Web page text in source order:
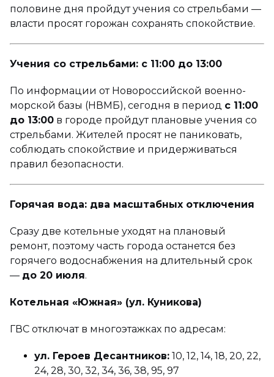
половине дня пройдут учения со стрельбами —
власти просят горожан сохранять спокойствие.
Учения со стрельбами: с 11:00 до 13:00
По информации от Новороссийской военно-
морской базы (НВМБ), сегодня в период с 11:00
до 13:00 в городе пройдут плановые учения со
стрельбами. Жителей просят не паниковать,
соблюдать спокойствие и придерживаться
правил безопасности.
Горячая вода: два масштабных отключения
Сразу две котельные уходят на плановый
ремонт, поэтому часть города останется без
горячего водоснабжения на длительный срок
— до 20 июля.
Котельная «Южная» (ул. Куникова)
ГВС отключат в многоэтажках по адресам:
ул. Героев Десантников: 10, 12, 14, 18, 20, 22,
24, 28, 30, 32, 34, 36, 38, 95, 97